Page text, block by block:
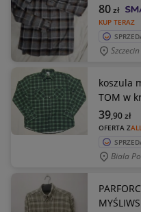
KUP TERAZ
80zł
Szczecin
koszula
TOM w
OFERTA Z
39,90zł
Biala